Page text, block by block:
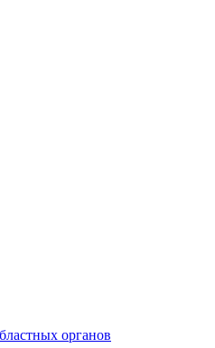
органов